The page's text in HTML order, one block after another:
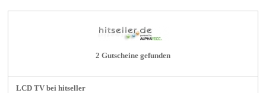
2 Gutscheine gefunden
LCD TV bei hitseller